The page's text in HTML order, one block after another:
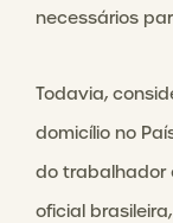
necessários
Todavia,
domicílio no
do trabalhador
oficial